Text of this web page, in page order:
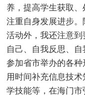
养，提高学生获取
注重自身发展进步
活动外，我还注意
自己、自我反思、
参加省市举办的各
用时间补充信息技
学技能等，在海门